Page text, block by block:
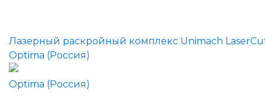
Лазерный раскройный комплекс Unimach
Optima (Россия)